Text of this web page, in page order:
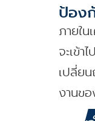
ป้อง
ภายใ
จะเข้
เปลี่ย
งานข